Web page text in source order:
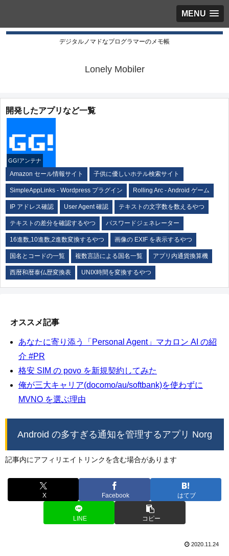
MENU
デジタルノマドなプログラマーのメモ帳
Lonely Mobiler
開発したアプリなど一覧
GG!アンテナ
Amazon セール情報サイト 子供に優しいホテル検索サイト
SimpleAppLinks - Wordpress プラグイン Rolling Arc - Android ゲーム
IP アドレス確認 User Agent 確認 テキストの文字数を数えるやつ
テキストの差分を確認するやつ パスワードジェネレーター
16進数,10進数,2進数変換するやつ 画像の EXIF を表示するやつ
国名とコードの一覧 複数言語による国名一覧 アプリ内通貨換算機
西暦和暦泰仏歴変換表 UNIX時間を変換するやつ
オススメ記事
あなたに寄り添う「Personal Agent」マカロン AI の紹
介 #PR
格安 SIM の povo を新規契約してみた
俺が三大キャリア(docomo/au/softbank)を使わずに
MVNO を選ぶ理由
Android の多すぎる通知を管理するアプリ Norg
記事内にアフィリエイトリンクを含む場合があります
X Facebook はてブ
LINE コピー
2020.11.24